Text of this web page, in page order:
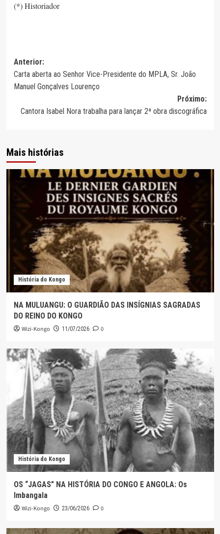
(*) Historiador
Navegação
de
artigos
Anterior:
Carta aberta ao Senhor Vice-Presidente do MPLA, Sr. João
Manuel Gonçalves Lourenço
Próximo:
Cantora Isabel Nora trabalha para lançar 2ª obra discográfica
Mais histórias
História do Kongo
NA MULUANGU: O GUARDIÃO DAS INSÍGNIAS SAGRADAS
DO REINO DO KONGO
Wizi-Kongo 11/07/2026 0
História do Kongo
OS “JAGAS” NA HISTÓRIA DO CONGO E ANGOLA: Os
Imbangala
Wizi-Kongo 23/06/2026 0